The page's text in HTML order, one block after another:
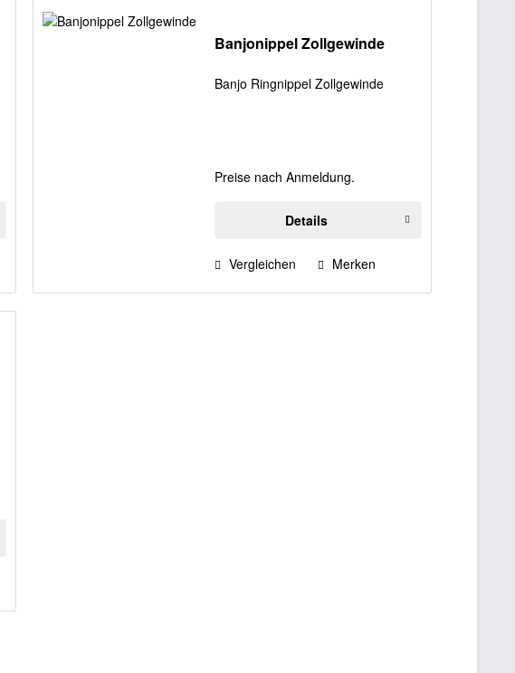
Banjonippel Zollgewinde
Banjo Ringnippel Zollgewinde
Preise nach Anmeldung.
Details
Vergleichen Merken